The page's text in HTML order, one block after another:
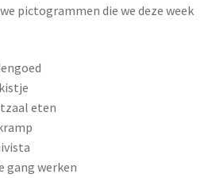
pictogrammen die we deze week
eten
gang werken